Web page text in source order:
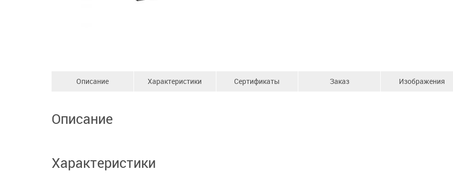
Описание Характеристики Сертификаты Заказ Изображения
Описание
Характеристики